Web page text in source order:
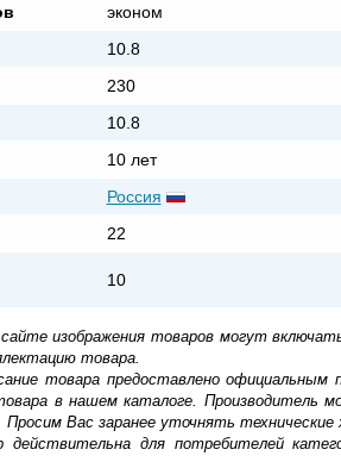
эконом
10.8
230
10.8
10 лет
Россия
22
10
изображения товаров могут
товара.
товара предоставлено
в нашем каталоге. Производитель
Просим Вас заранее уточнять технические
для потребителей